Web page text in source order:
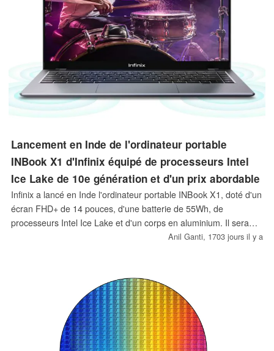
Lancement en Inde de l'ordinateur portable
INBook X1 d'Infinix équipé de processeurs Intel
Ice Lake de 10e génération et d'un prix abordable
Infinix a lancé en Inde l'ordinateur portable INBook X1, doté d'un
écran FHD+ de 14 pouces, d'une batterie de 55Wh, de
processeurs Intel Ice Lake et d'un corps en aluminium. Il sera
bientôt disponible sur Flipkart, à partir de 35 999 INR (478 USD)
Anil Ganti, 1703 jours il y a